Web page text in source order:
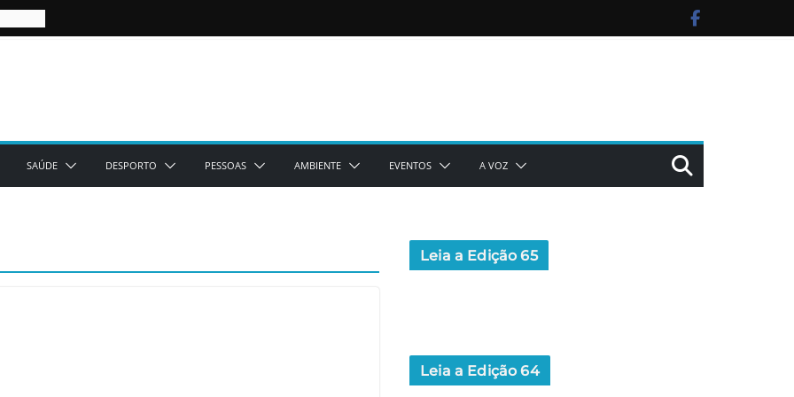
SAÚDE DESPORTO PESSOAS AMBIENTE EVENTOS A VOZ
Leia a Edição 65
Leia a Edição 64